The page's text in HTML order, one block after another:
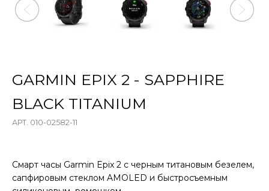
GARMIN EPIX 2 - SAPPHIRE
BLACK TITANIUM
АРТ. 010-02582-11
Смарт часы Garmin Epix 2 с черным титановым безелем,
сапфировым стеклом AMOLED и быстросъемным